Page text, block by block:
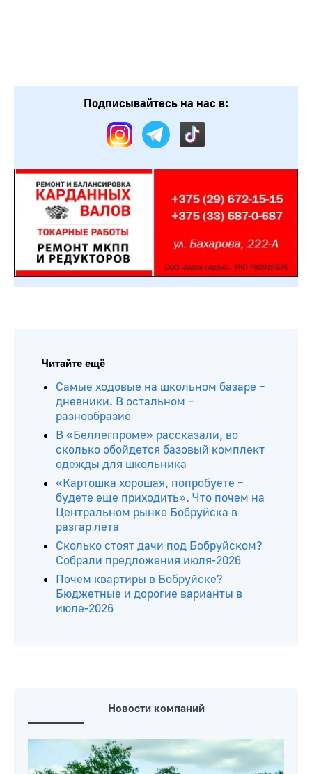
Подписывайтесь на нас в:
Читайте ещё
Самые ходовые на школьном базаре –
дневники. В остальном –
разнообразие
В «Беллегпроме» рассказали, во
сколько обойдется базовый комплект
одежды для школьника
«Картошка хорошая, попробуете –
будете еще приходить». Что почем на
Центральном рынке Бобруйска в
разгар лета
Сколько стоят дачи под Бобруйском?
Собрали предложения июля-2026
Почем квартиры в Бобруйске?
Бюджетные и дорогие варианты в
июле-2026
Новости компаний